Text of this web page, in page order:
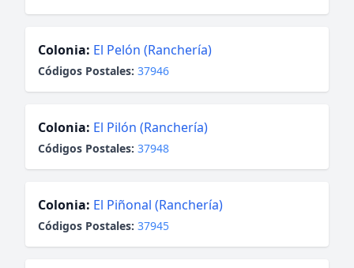
Colonia: El Pelón (Ranchería)
Códigos Postales: 37946
Colonia: El Pilón (Ranchería)
Códigos Postales: 37948
Colonia: El Piñonal (Ranchería)
Códigos Postales: 37945